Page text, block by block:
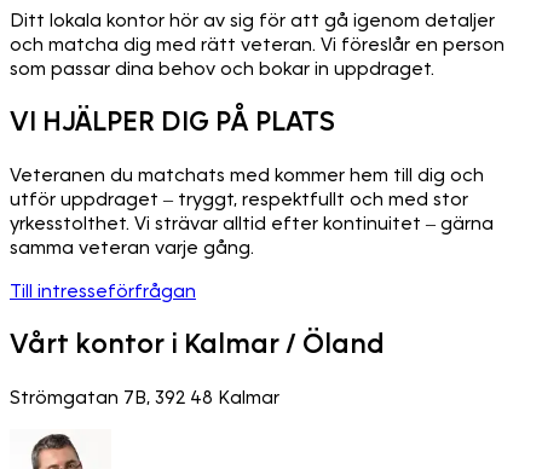
Ditt lokala kontor hör av sig för att gå igenom detaljer
och matcha dig med rätt veteran. Vi föreslår en person
som passar dina behov och bokar in uppdraget.
VI HJÄLPER DIG PÅ PLATS
Veteranen du matchats med kommer hem till dig och
utför uppdraget – tryggt, respektfullt och med stor
yrkesstolthet. Vi strävar alltid efter kontinuitet – gärna
samma veteran varje gång.
Till intresseförfrågan
Vårt kontor i Kalmar / Öland
Strömgatan 7B, 392 48 Kalmar